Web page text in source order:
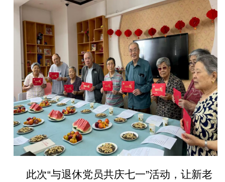
此次“与退休党员共庆七一”活动，让新老